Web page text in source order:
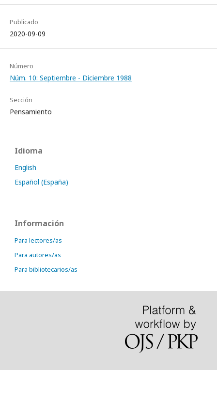
Publicado
2020-09-09
Número
Núm. 10: Septiembre - Diciembre 1988
Sección
Pensamiento
Idioma
English
Español (España)
Información
Para lectores/as
Para autores/as
Para bibliotecarios/as